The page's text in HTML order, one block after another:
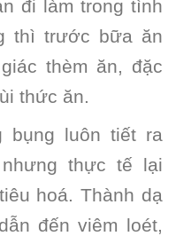
đi làm trong tình
thì trước bữa ăn
thèm ăn, đặc
thức ăn.
bụng luôn tiết ra
thực tế lại
hoá. Thành dạ
đến viêm loét,